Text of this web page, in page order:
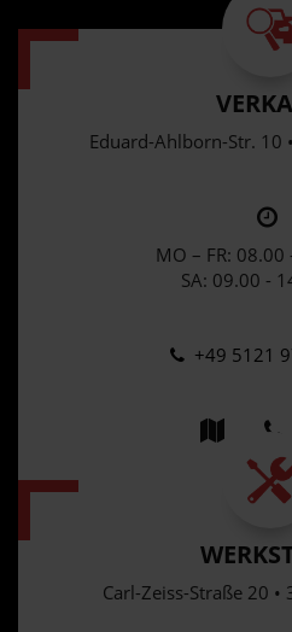
Eduard-Ahlborn-Str. 10
MO – FR:
SA: 09.00 -
+49 5121
Carl-Zeiss-Straße 20